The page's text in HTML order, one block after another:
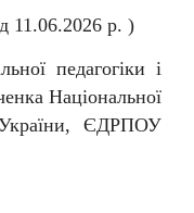
11 .06.2026 р. )
педагогіки і
Національної
України, ЄДРПОУ